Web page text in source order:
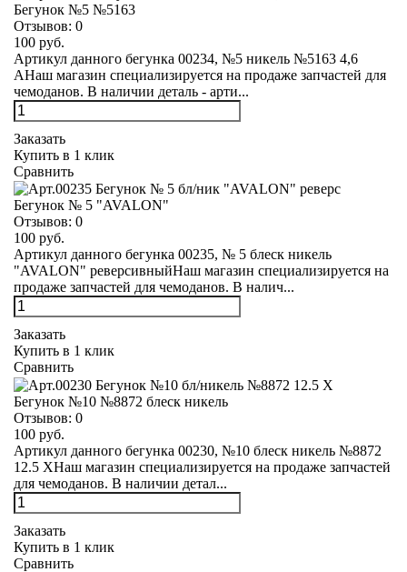
Бегунок №5 №5163
Отзывов: 0
100 руб.
Артикул данного бегунка 00234, №5 никель №5163 4,6
АНаш магазин специализируется на продаже запчастей для
чемоданов. В наличии деталь - арти...
Заказать
Купить в 1 клик
Сравнить
Бегунок № 5 "AVALON"
Отзывов: 0
100 руб.
Артикул данного бегунка 00235, № 5 блеск никель
"AVALON" реверсивныйНаш магазин специализируется на
продаже запчастей для чемоданов. В налич...
Заказать
Купить в 1 клик
Сравнить
Бегунок №10 №8872 блеск никель
Отзывов: 0
100 руб.
Артикул данного бегунка 00230, №10 блеск никель №8872
12.5 XНаш магазин специализируется на продаже запчастей
для чемоданов. В наличии детал...
Заказать
Купить в 1 клик
Сравнить